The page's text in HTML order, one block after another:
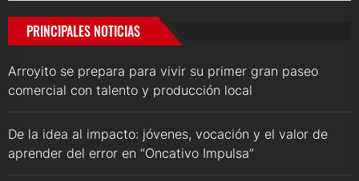
PRINCIPALES NOTICIAS
Arroyito se prepara para vivir su primer gran paseo
comercial con talento y producción local
De la idea al impacto: jóvenes, vocación y el valor de
aprender del error en “Oncativo Impulsa”